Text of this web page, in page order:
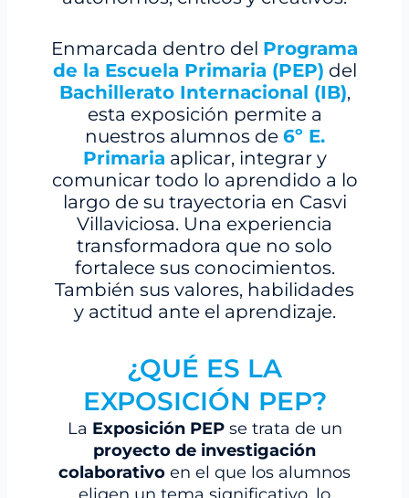
Enmarcada dentro del Programa
de la Escuela Primaria (PEP) del
Bachillerato Internacional (IB),
esta exposición permite a
nuestros alumnos de 6º E.
Primaria aplicar, integrar y
comunicar todo lo aprendido a lo
largo de su trayectoria en Casvi
Villaviciosa. Una experiencia
transformadora que no solo
fortalece sus conocimientos.
También sus valores, habilidades
y actitud ante el aprendizaje.
¿QUÉ ES LA
EXPOSICIÓN PEP?
La Exposición PEPse trata de un
proyecto de investigación
colaborativo en el que los alumnos